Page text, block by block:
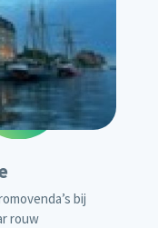
bij
rouw